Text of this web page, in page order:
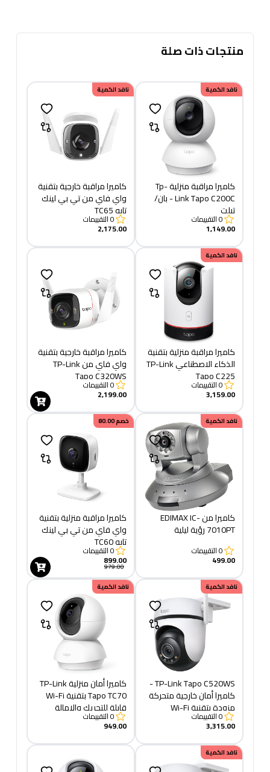
منتجات ذات صلة
نافد الكمية
كاميرا مراقبة منزلية Tp-
Link Tapo C200C - بان/
تيلت
0التقييمات
1,149.00
نافد الكمية
كاميرا مراقبة خارجية بتقنية
واي فاي من تي بي لينك
تابو TC65
0التقييمات
2,175.00
نافد الكمية
كاميرا مراقبة منزلية بتقنية
الذكاء الاصطناعي TP-Link
Tapo C225
0التقييمات
3,159.00
كاميرا مراقبة خارجية بتقنية
واي فاي من TP-Link
Tapo C320WS
0التقييمات
2,199.00
نافد الكمية
كاميرا من EDIMAX IC-
7010PT رؤية ليلية
0التقييمات
499.00
خصم80.00
كاميرا مراقبة منزلية بتقنية
واي فاي من تي بي لينك
تابو TC60
0التقييمات
899.00
979.00
نافد الكمية
TP-Link Tapo C520WS -
كاميرا أمان خارجية متحركة
مزودة بتقنية Wi-Fi
0التقييمات
3,315.00
نافد الكمية
كاميرا أمان منزلية TP-Link
Tapo TC70 بتقنية Wi-Fi
قابلة للتحريك والإمالة
0التقييمات
949.00
نافد الكمية